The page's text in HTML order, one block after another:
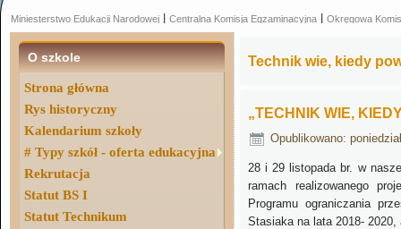
Miniesterstwo Edukacji Narodowej |Centralna Komisja Egzaminacyjna |Okręgowa
|
O szkole
Strona główna
Rys historyczny
Kalendarium szkoły
# Typy szkół - oferta edukacyjna
Rekrutacja
Statut BS I
Statut Technikum
Technik wie, kiedy
„TECHNIK WIE,
Opublikowano:
28 i 29 listopada br. w
ramach realizowanego
Programu ograniczania
Stasiaka na lata 2018-